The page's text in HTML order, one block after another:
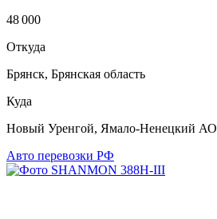
48 000
Откуда
Брянск, Брянская область
Куда
Новый Уренгой, Ямало-Ненецкий АО
Авто перевозки РФ